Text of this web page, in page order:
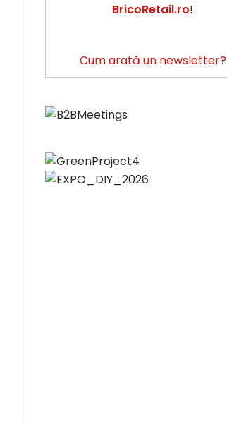
BricoRetail.ro!
Cum arată un newsletter?